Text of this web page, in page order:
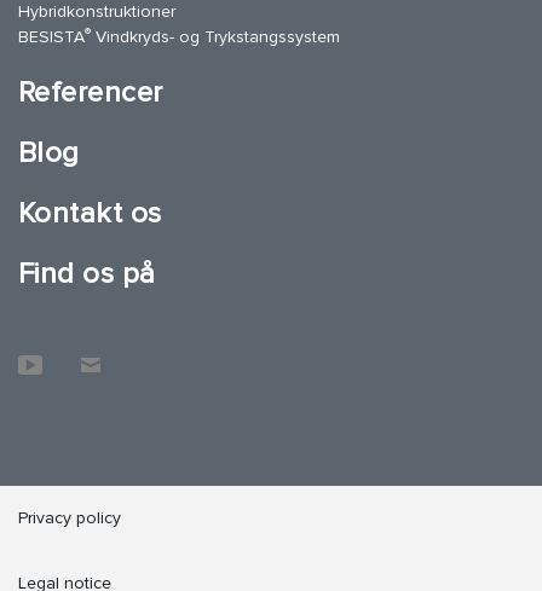
Hybridkonstruktioner
BESISTA® Vindkryds- og Trykstangssystem
Referencer
Blog
Kontakt os
Find os på
Privacy policy
Legal notice